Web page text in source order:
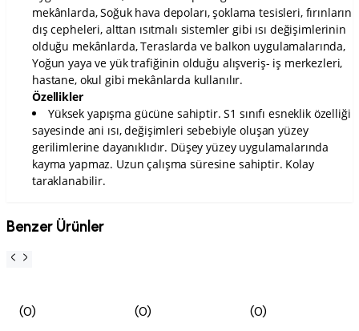
mekânlarda, Soğuk hava depoları, şoklama tesisleri, fırınların
dış cepheleri, alttan ısıtmalı sistemler gibi ısı değişimlerinin
olduğu mekânlarda, Teraslarda ve balkon uygulamalarında,
Yoğun yaya ve yük trafiğinin olduğu alışveriş- iş merkezleri,
hastane, okul gibi mekânlarda kullanılır.
Özellikler
Yüksek yapışma gücüne sahiptir. S1 sınıfı esneklik özelliği
sayesinde ani ısı, değişimleri sebebiyle oluşan yüzey
gerilimlerine dayanıklıdır. Düşey yüzey uygulamalarında
kayma yapmaz. Uzun çalışma süresine sahiptir. Kolay
taraklanabilir.
Benzer Ürünler
(0)
(0)
(0)